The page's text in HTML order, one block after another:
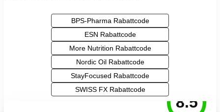
BPS-Pharma Rabattcode
ESN Rabattcode
More Nutrition Rabattcode
Nordic Oil Rabattcode
StayFocused Rabattcode
SWISS FX Rabattcode
8.5